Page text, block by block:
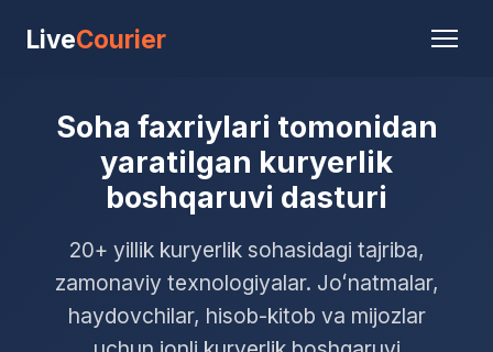
LiveCourier
Soha faxriylari tomonidan
yaratilgan kuryerlik
boshqaruvi dasturi
20+ yillik kuryerlik sohasidagi tajriba,
zamonaviy texnologiyalar. Joʻnatmalar,
haydovchilar, hisob-kitob va mijozlar